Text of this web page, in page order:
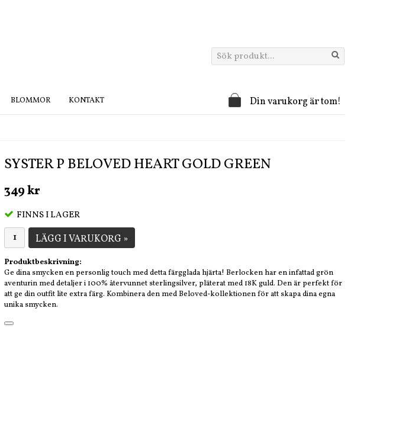
BLOMMOR KONTAKT Din varukorg är tom!
SYSTER P BELOVED HEART GOLD GREEN
349 kr
FINNS I LAGER
LÄGG I VARUKORG »
Produktbeskrivning:
Ge dina smycken en personlig touch med detta färgglada hjärta! Berlocken har en infattad grön
aventurin med detaljer i 100% återvunnet sterlingsilver, pläterat med 18K guld. Den är perfekt för
att ge din outfit lite extra färg. Kombinera den med Beloved-kollektionen för att skapa dina egna
unika smycken.